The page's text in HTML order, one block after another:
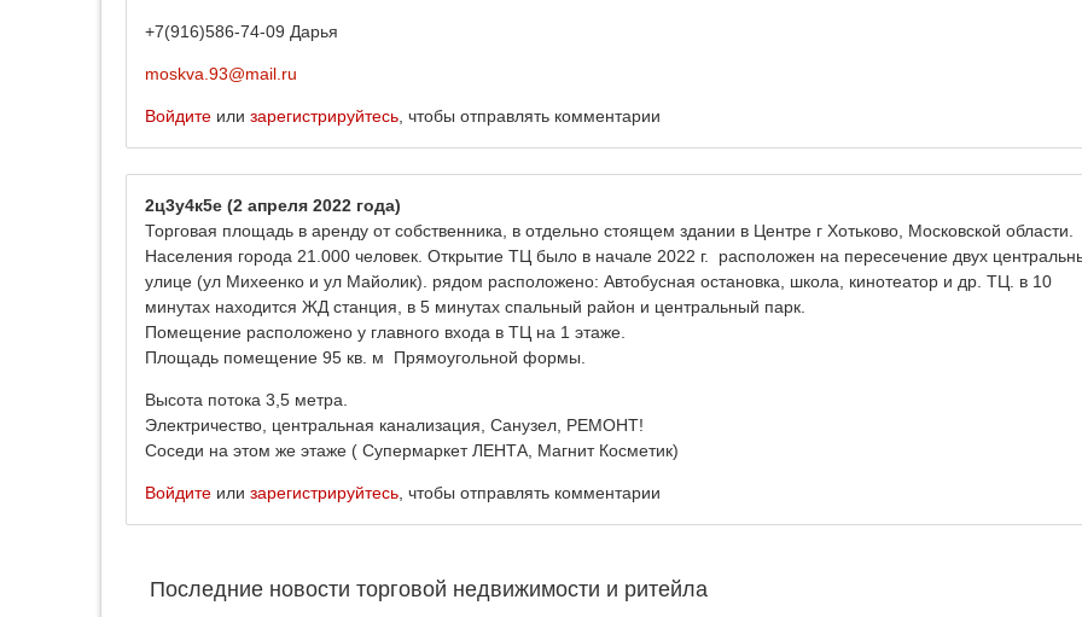
+7(916)586-74-09 Дарья
moskva.93@mail.ru
Войдите или зарегистрируйтесь , чтобы отправлять комментарии
2ц3у4к5е (2 апреля 2022 года)
Торговая площадь в аренду от собственника, в отдельно стоящем здании в Центре г Хотьково, Московской области.
Населения города 21.000 человек. Открытие ТЦ было в начале 2022 г. расположен на пересечение двух
улице (ул Михеенко и ул Майолик). рядом расположено: Автобусная остановка, школа, кинотеатор и др. ТЦ. в 10
минутах находится ЖД станция, в 5 минутах спальный район и центральный парк.
Помещение расположено у главного входа в ТЦ на 1 этаже.
Площадь помещение 95 кв. м Прямоугольной формы.
Высота потока 3,5 метра.
Электричество, центральная канализация, Санузел, РЕМОНТ!
Соседи на этом же этаже ( Супермаркет ЛЕНТА, Магнит Косметик)
Войдите или зарегистрируйтесь , чтобы отправлять комментарии
Последние новости торговой недвижимости и ритейла